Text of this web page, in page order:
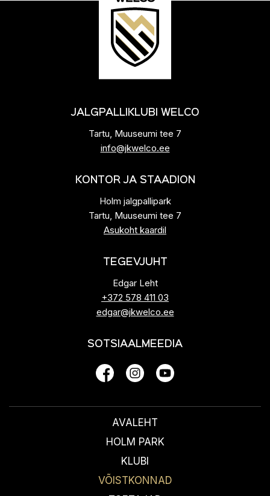
JALGPALLIKLUBI WELCO
Tartu, Muuseumi tee 7
info@jkwelco.ee
KONTOR JA STAADION
Holm jalgpallipark
Tartu, Muuseumi tee 7
Asukoht kaardil
TEGEVJUHT
Edgar Leht
+372 578 411 03
edgar@jkwelco.ee
SOTSIAALMEEDIA
AVALEHT
HOLM PARK
KLUBI
VÕISTKONNAD